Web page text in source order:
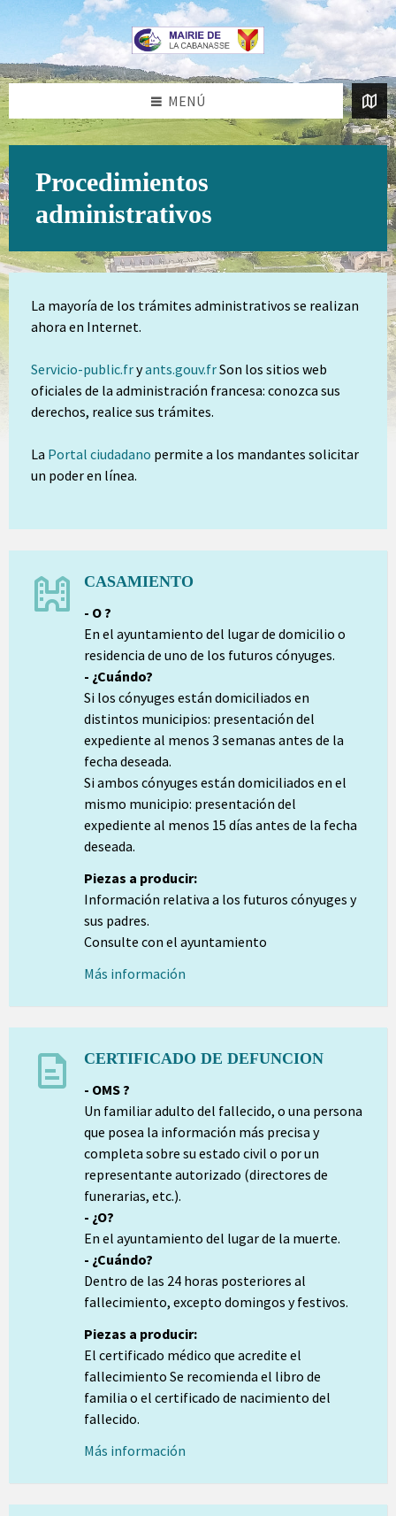
Saltar
Saltar
página
MENÚ
Procedimientos
administrativos
La mayoría de los trámites administrativos se realizan
ahora en Internet.
Servicio-public.fryants.gouv.frSon los sitios web
oficiales de la administración francesa: conozca sus
derechos, realice sus trámites.
La Portal ciudadano permite a los mandantes solicitar
un poder en línea.
CASAMIENTO
- O ?
En el ayuntamiento del lugar de domicilio o
residencia de uno de los futuros cónyuges.
- ¿Cuándo?
Si los cónyuges están domiciliados en
distintos municipios: presentación del
expediente al menos 3 semanas antes de la
fecha deseada.
Si ambos cónyuges están domiciliados en el
mismo municipio: presentación del
expediente al menos 15 días antes de la fecha
deseada.
Piezas a producir:
Información relativa a los futuros cónyuges y
sus padres.
Consulte con el ayuntamiento
Más información
CERTIFICADO DE DEFUNCION
- OMS ?
Un familiar adulto del fallecido, o una persona
que posea la información más precisa y
completa sobre su estado civil o por un
representante autorizado (directores de
funerarias, etc.).
- ¿O?
En el ayuntamiento del lugar de la muerte.
- ¿Cuándo?
Dentro de las 24 horas posteriores al
fallecimiento, excepto domingos y festivos.
Piezas a producir:
El certificado médico que acredite el
fallecimiento Se recomienda el libro de
familia o el certificado de nacimiento del
fallecido.
Más información